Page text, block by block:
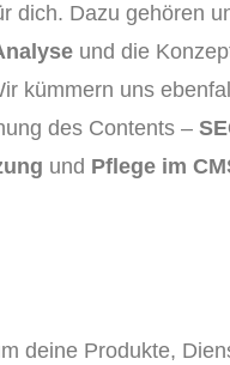
dich. Dazu gehören
und die
kümmern uns
des Contents –
und Pflege im
deine Produkte,